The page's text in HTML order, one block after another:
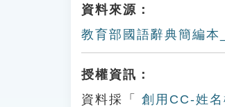
資料來源：
教育部國語辭典簡編本
授權資訊：
資料採「
創用CC-姓